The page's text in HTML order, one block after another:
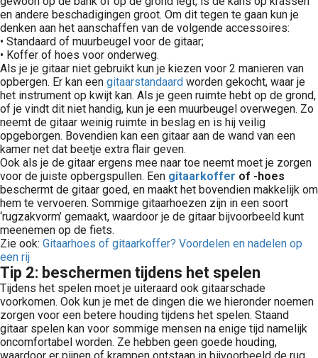
en andere beschadigingen groot. Om dit tegen te gaan kun je
denken aan het aanschaffen van de volgende accessoires:
• Standaard of muurbeugel voor de gitaar;
• Koffer of hoes voor onderweg.
Als je je gitaar niet gebruikt kun je kiezen voor 2 manieren van
opbergen. Er kan een gitaarstandaard worden gekocht, waar je
het instrument op kwijt kan. Als je geen ruimte hebt op de grond,
of je vindt dit niet handig, kun je een muurbeugel overwegen. Zo
neemt de gitaar weinig ruimte in beslag en is hij veilig
opgeborgen. Bovendien kan een gitaar aan de wand van een
kamer net dat beetje extra flair geven.
Ook als je de gitaar ergens mee naar toe neemt moet je zorgen
voor de juiste opbergspullen. Een gitaarkoffer of -hoes
beschermt de gitaar goed, en maakt het bovendien makkelijk om
hem te vervoeren. Sommige gitaarhoezen zijn in een soort
‘rugzakvorm’ gemaakt, waardoor je de gitaar bijvoorbeeld kunt
meenemen op de fiets.
Zie ook: Gitaarhoes of gitaarkoffer? Voordelen en nadelen op
een rij
Tip 2: beschermen tijdens het spelen
Tijdens het spelen moet je uiteraard ook gitaarschade
voorkomen. Ook kun je met de dingen die we hieronder noemen
zorgen voor een betere houding tijdens het spelen. Staand
gitaar spelen kan voor sommige mensen na enige tijd namelijk
oncomfortabel worden. Ze hebben geen goede houding,